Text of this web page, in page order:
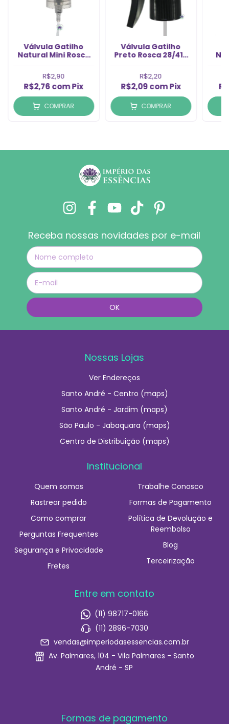
Válvula Gatilho
Natural Mini Rosca
R$2,90
R$2,76comPix
COMPRAR
Válvula Gatilho
Preto Rosca 28/410
R$2,20
R$2,09comPix
COMPRAR
Receba nossas novidades por e-mail
Nossas Lojas
Ver Endereços
Santo André - Centro (maps)
Santo André - Jardim (maps)
São Paulo - Jabaquara (maps)
Centro de Distribuição (maps)
Institucional
Quem somos
Rastrear pedido
Como comprar
Perguntas Frequentes
Segurança e Privacidade
Fretes
Trabalhe Conosco
Formas de Pagamento
Política de Devolução e
Reembolso
Blog
Terceirização
Entre em contato
(11) 98717-0166
(11) 2896-7030
vendas@imperiodasessencias.com.br
Av. Palmares, 104 - Vila Palmares - Santo
André - SP
Formas de pagamento